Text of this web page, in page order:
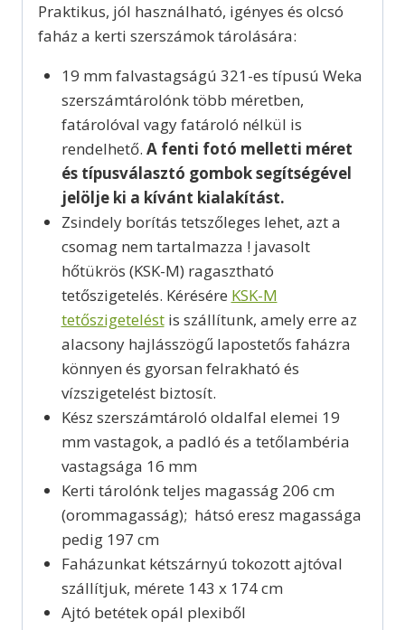
Praktikus, jól használható, igényes és olcsó
faház a kerti szerszámok tárolására:
19 mm falvastagságú 321-es típusú Weka
szerszámtárolónk több méretben,
fatárolóval vagy fatároló nélkül is
rendelhető. A fenti fotó melletti méret
és típusválasztó gombok segítségével
jelölje ki a kívánt kialakítást.
Zsindely borítás tetszőleges lehet, azt a
csomag nem tartalmazza ! javasolt
hőtükrös (KSK-M) ragasztható
tetőszigetelés. Kérésére KSK-M
tetőszigeteléstis szállítunk, amely erre az
alacsony hajlásszögű lapostetős faházra
könnyen és gyorsan felrakható és
vízszigetelést biztosít.
Kész szerszámtároló oldalfal elemei 19
mm vastagok, a padló és a tetőlambéria
vastagsága 16 mm
Kerti tárolónk teljes magasság 206 cm
(orommagasság); hátsó eresz magassága
pedig 197 cm
Faházunkat kétszárnyú tokozott ajtóval
szállítjuk, mérete 143 x 174 cm
Ajtó betétek opál plexiből